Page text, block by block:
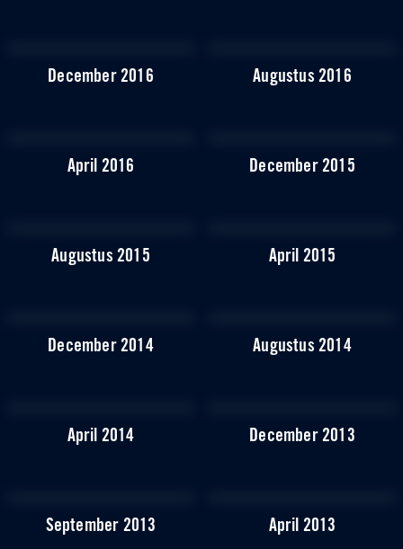
December 2016 Augustus 2016
April 2016 December 2015
Augustus 2015 April 2015
December 2014 Augustus 2014
April 2014 December 2013
September 2013 April 2013